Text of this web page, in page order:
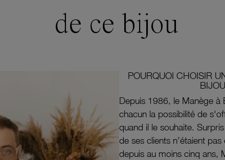
de ce bijou
POURQUOI CHOISIR
Depuis 1986, le Manège à
chacun la possibilité de
quand il le souhaite.
de ses clients n’étaient
depuis au moins cinq ans,